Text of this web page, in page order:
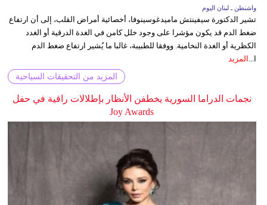
واشنطن ـ لبنان اليوم
تشير الدكتورة سيفينتش ماميدغوسينوفا، أخصائية أمراض القلب، إلى أن ارتفاع
ضغط الدم قد يكون مؤشرا على وجود خلل كامن في الغدة الدرقية أو الغدد
الكظرية أو الغدة النخامية. ووفقا للطبيبة، غالبا ما يُشير ارتفاع ضغط الدم
ا... المزيد
المزيد من التحقيقات السياحية
نجمات الدراما السورية يخطفن الأنظار بإطلالات راقية في حفل
Joy Awards